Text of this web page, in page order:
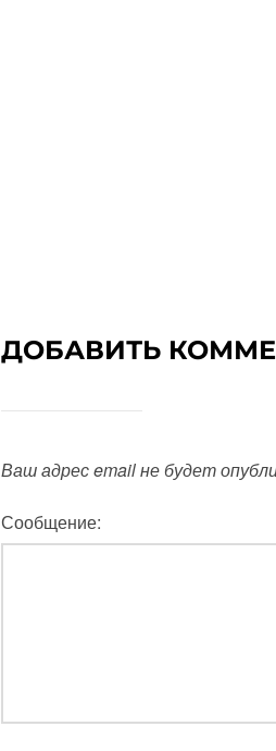
ДОБАВИТЬ
Ваш адрес email не будет
Сообщение: